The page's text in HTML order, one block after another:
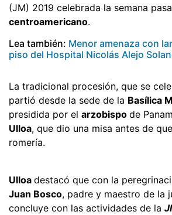
(JM) 2019 celebrada la semana
centroamericano.
Lea también: Menor amenaza con
piso del Hospital Nicolás Alejo
La tradicional procesión, que se
partió desde la sede de la Basílica
presidida por el arzobispo de
Ulloa, que dio una misa antes de
romería.
Ulloa destacó que con la
Juan Bosco, padre y maestro de la
concluye con las actividades de la